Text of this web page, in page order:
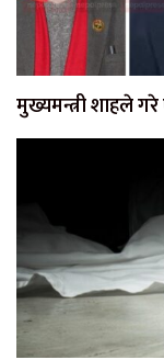
मुख्यमन्त्री शाहले